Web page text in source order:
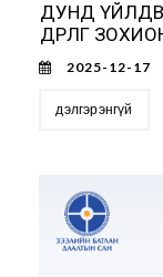
ДУНД
ӨДӨРЛӨГ
2025-12-17
дэлгэрэнгүй